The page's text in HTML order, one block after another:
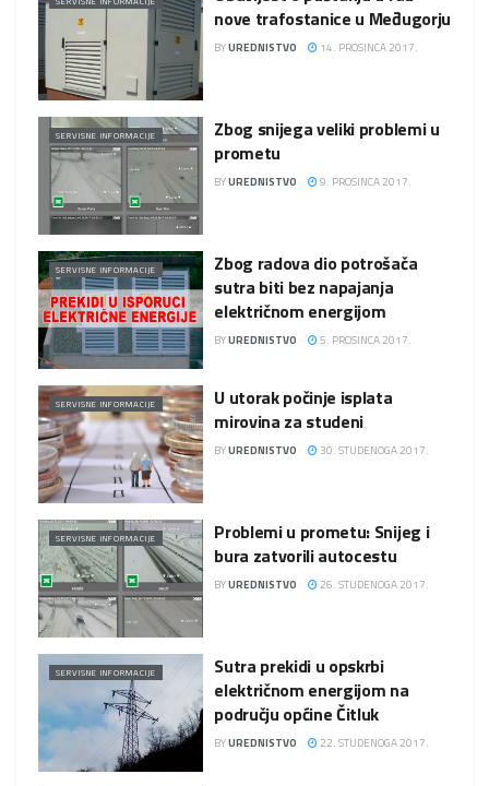
nove trafostanice u Međugorju
BYUREDNISTVO 14. PROSINCA 2017.
SERVISNE INFORMACIJE
Zbog snijega veliki problemi u
prometu
BYUREDNISTVO 9. PROSINCA 2017.
SERVISNE INFORMACIJE
Zbog radova dio potrošača
sutra biti bez napajanja
električnom energijom
BYUREDNISTVO 5. PROSINCA 2017.
SERVISNE INFORMACIJE
U utorak počinje isplata
mirovina za studeni
BYUREDNISTVO 30. STUDENOGA 2017.
SERVISNE INFORMACIJE
Problemi u prometu: Snijeg i
bura zatvorili autocestu
BYUREDNISTVO 26. STUDENOGA 2017.
SERVISNE INFORMACIJE
Sutra prekidi u opskrbi
električnom energijom na
području općine Čitluk
BYUREDNISTVO 22. STUDENOGA 2017.